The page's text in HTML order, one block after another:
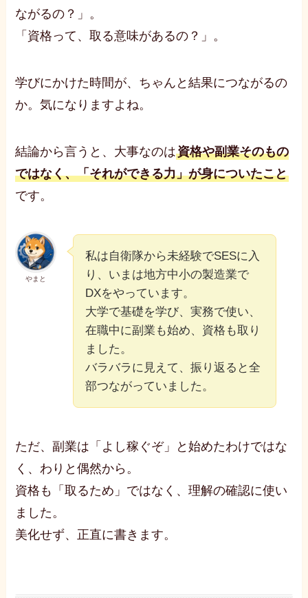
ながるの？」。
「資格って、取る意味があるの？」。
学びにかけた時間が、ちゃんと結果につながるの
か。気になりますよね。
結論から言うと、大事なのは資格や副業そのもの
ではなく、「それができる力」が身についたこと
です。
やまと
私は自衛隊から未経験でSESに入
り、いまは地方中小の製造業で
DXをやっています。
大学で基礎を学び、実務で使い、
在職中に副業も始め、資格も取り
ました。
バラバラに見えて、振り返ると全
部つながっていました。
ただ、副業は「よし稼ぐぞ」と始めたわけではな
く、わりと偶然から。
資格も「取るため」ではなく、理解の確認に使い
ました。
美化せず、正直に書きます。